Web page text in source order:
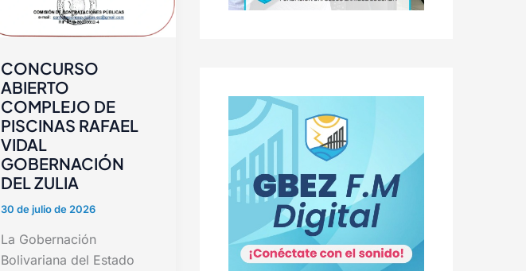
CONCURSO
ABIERTO
COMPLEJO DE
PISCINAS RAFAEL
VIDAL
GOBERNACIÓN
DEL ZULIA
30 de julio de 2026
La Gobernación
Bolivariana del Estado